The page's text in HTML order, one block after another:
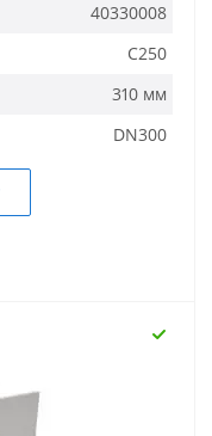
40330008
C250
310 мм
DN300